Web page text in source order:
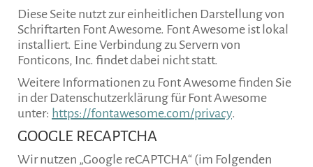
Diese Seite nutzt zur einheitlichen Darstellung von
Schriftarten Font Awesome. Font Awesome ist lokal
installiert. Eine Verbindung zu Servern von
Fonticons, Inc. findet dabei nicht statt.
Weitere Informationen zu Font Awesome finden Sie
in der Datenschutzerklärung für Font Awesome
unter: https://fontawesome.com/privacy.
GOOGLE RECAPTCHA
Wir nutzen „Google reCAPTCHA“ (im Folgenden